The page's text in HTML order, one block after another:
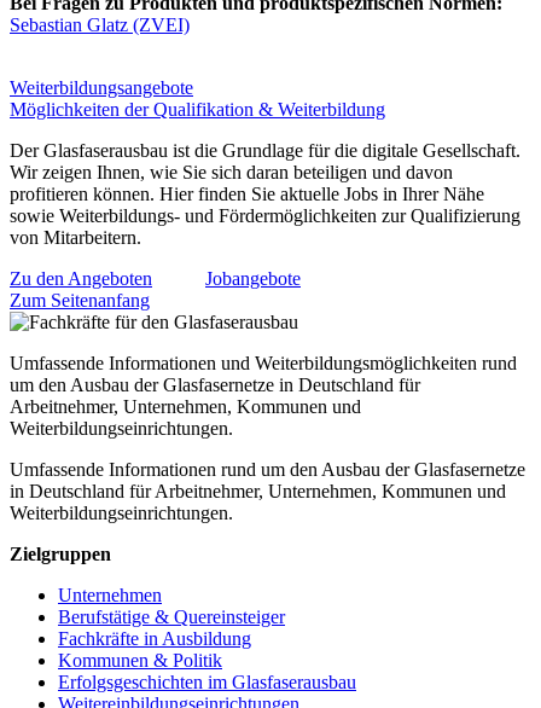
Sebastian Glatz (ZVEI)
Weiterbildungsangebote
Möglichkeiten der Qualifikation & Weiterbildung
Der Glasfaserausbau ist die Grundlage für die digitale Gesellschaft.
Wir zeigen Ihnen, wie Sie sich daran beteiligen und davon
profitieren können. Hier finden Sie aktuelle Jobs in Ihrer Nähe
sowie Weiterbildungs- und Fördermöglichkeiten zur Qualifizierung
von Mitarbeitern.
Zu den Angeboten
Jobangebote
Zum Seitenanfang
Umfassende Informationen und Weiterbildungsmöglichkeiten rund
um den Ausbau der Glasfasernetze in Deutschland für
Arbeitnehmer, Unternehmen, Kommunen und
Weiterbildungseinrichtungen.
Umfassende Informationen rund um den Ausbau der Glasfasernetze
in Deutschland für Arbeitnehmer, Unternehmen, Kommunen und
Weiterbildungseinrichtungen.
Zielgruppen
Unternehmen
Berufstätige & Quereinsteiger
Fachkräfte in Ausbildung
Kommunen & Politik
Erfolgsgeschichten im Glasfaserausbau
Weitereinbildungseinrichtungen